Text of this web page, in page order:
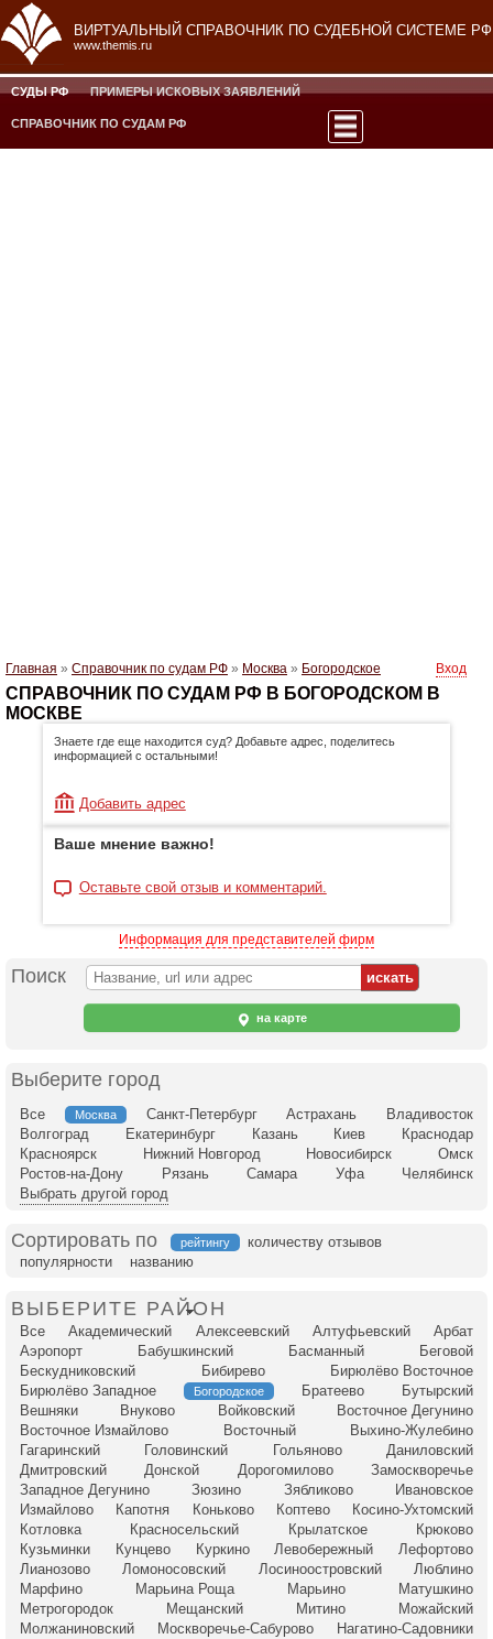
ВИРТУАЛЬНЫЙ СПРАВОЧНИК ПО СУДЕБНОЙ СИСТЕМЕ РФ
www.themis.ru
СУДЫ РФ ПРИМЕРЫ ИСКОВЫХ ЗАЯВЛЕНИЙ
СПРАВОЧНИК ПО СУДАМ РФ
Главная » Справочник по судам РФ » Москва » Богородское Вход
СПРАВОЧНИК ПО СУДАМ РФ В БОГОРОДСКОМ В
МОСКВЕ
Знаете где еще находится суд? Добавьте адрес, поделитесь
информацией с остальными!
Добавить адрес
Ваше мнение важно!
Оставьте свой отзыв и комментарий.
Информация для представителей фирм
Поиск
на карте
Выберите город
Все Москва Санкт-Петербург Астрахань
Владивосток
Волгоград
Екатеринбург Казань Киев
Краснодар
Красноярск
Нижний Новгород Новосибирск
Омск
Ростов-на-Дону
Рязань Самара Уфа
Челябинск
Выбрать другой город
Сортировать по рейтингу
количеству отзывов
популярности
названию
ВЫБЕРИТЕ РАЙОН
Все Академический Алексеевский Алтуфьевский
Арбат
Аэропорт
Бабушкинский Басманный
Беговой
Бескудниковский
Бибирево
Бирюлёво Восточное
Бирюлёво Западное
Богородское Братеево
Бутырский
Вешняки
Внуково Войковский
Восточное Дегунино
Восточное Измайлово
Восточный
Выхино-Жулебино
Гагаринский
Головинский Гольяново
Даниловский
Дмитровский
Донской Дорогомилово
Замоскворечье
Западное Дегунино
Зюзино Зябликово
Ивановское
Измайлово
Капотня Коньково Коптево
Косино-Ухтомский
Котловка
Красносельский Крылатское
Крюково
Кузьминки
Кунцево Куркино Левобережный
Лефортово
Лианозово
Ломоносовский Лосиноостровский
Люблино
Марфино
Марьина Роща Марьино
Матушкино
Метрогородок
Мещанский Митино
Можайский
Молжаниновский
Москворечье-Сабурово
Нагатино-Садовники